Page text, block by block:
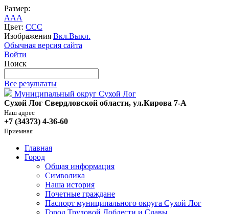
Размер:
AAA
Цвет: CCC
Изображения Вкл.Выкл.
Обычная версия сайта
Войти
Поиск
Все результаты
Муниципальный округ Сухой Лог
Сухой Лог Свердловской области, ул.Кирова 7-А
Наш адрес
+7 (34373) 4-36-60
Приемная
Главная
Город
Общая информация
Символика
Наша история
Почетные граждане
Паспорт муниципального округа Сухой Лог
Город Трудовой Доблести и Славы